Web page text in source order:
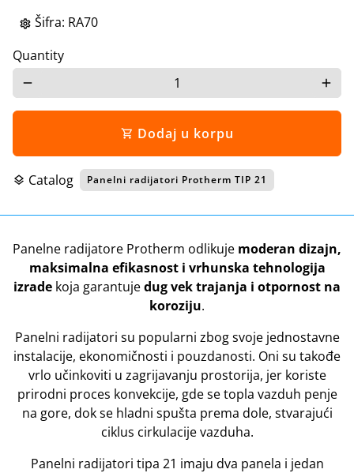
settings Šifra: RA70
Quantity
remove add
shopping_cart Dodaj u korpu
layers Catalog Panelni radijatori Protherm TIP 21
Panelne radijatore Protherm odlikuje moderan dizajn,
maksimalna efikasnost i vrhunska tehnologija
izrade koja garantujedug vek trajanja i otpornost na
koroziju.
Panelni radijatori su popularni zbog svoje jednostavne
instalacije, ekonomičnosti i pouzdanosti. Oni su takođe
vrlo učinkoviti u zagrijavanju prostorija, jer koriste
prirodni proces konvekcije, gde se topla vazduh penje
na gore, dok se hladni spušta prema dole, stvarajući
ciklus cirkulacije vazduha.
Panelni radijatori tipa 21 imaju dva panela i jedan